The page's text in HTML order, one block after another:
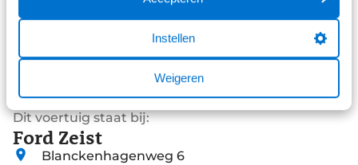
Instellen
Weigeren
Dit voertuig staat bij:
Ford Zeist
Blanckenhagenweg 6